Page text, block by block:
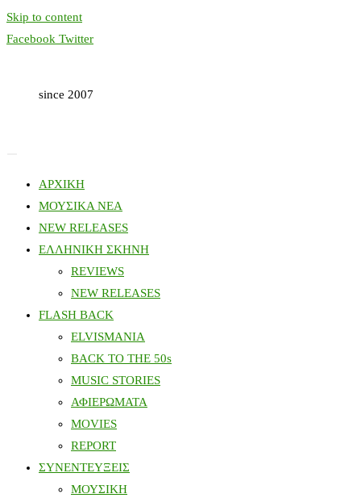
Skip to content
Facebook Twitter
since 2007
ΑΡΧΙΚΗ
ΜΟΥΣΙΚΑ ΝΕΑ
NEW RELEASES
ΕΛΛΗΝΙΚΗ ΣΚΗΝΗ
REVIEWS
NEW RELEASES
FLASH BACK
ELVISMANIA
BACK TO THE 50s
MUSIC STORIES
ΑΦΙΕΡΩΜΑΤΑ
MOVIES
REPORT
ΣΥΝΕΝΤΕΥΞΕΙΣ
ΜΟΥΣΙΚΗ